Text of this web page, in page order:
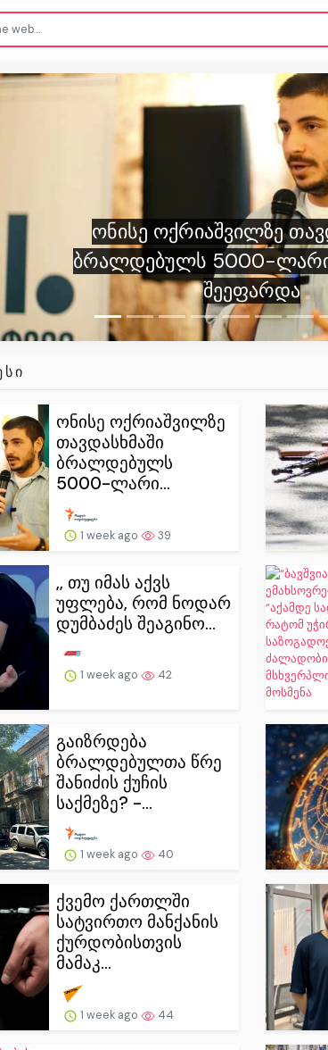
ოქრიაშვილზე თავდასხმაში
5000-ლარიანი გირაო
შეეფარდა
ონისე ოქრიაშვილზე
თავდასხმაში
ბრალდებულს
5000-ლარი...
1 week ago 39
,, თუ იმას აქვს
უფლება, რომ ნოდარ
დუმბაძეს შეაგინო...
1 week ago 42
გაიზრდება
ბრალდებულთა წრე
შანიძის ქუჩის
საქმეზე? -...
1 week ago 40
ქვემო ქართლში
სატვირთო მანქანის
ქურდობისთვის
მამაკ...
1 week ago 44